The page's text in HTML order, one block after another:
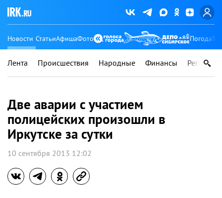
Новости СтатьиАфишаФото Погода
Лента Происшествия Народные Финансы Регионы
Две аварии с участием
полицейских произошли в
Иркутске за сутки
10 сентября 2013 12:02